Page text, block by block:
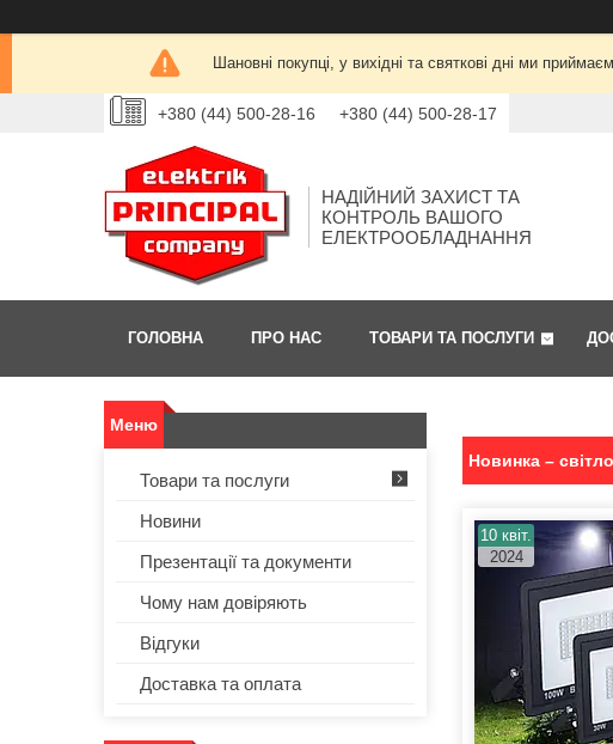
Шановні покупці, у вихідні та святкові дні ми
+380 (44) 500-28-16 +380 (44) 500-28-17
НАДІЙНИЙ ЗАХИСТ ТА
КОНТРОЛЬ ВАШОГО
ЕЛЕКТРООБЛАДНАННЯ
ГОЛОВНА ПРО НАС ТОВАРИ ТА ПОСЛУГИ
Новинка –
10 квіт.
2024
Товари та послуги
Новини
Презентації та документи
Чому нам довіряють
Відгуки
Доставка та оплата